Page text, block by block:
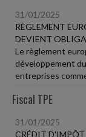
31/01/2025
RÈGLEMENT
DEVIENT
Le règlement
développement
entreprises
Fiscal TPE
31/01/2025
CRÉDIT D'IMPÔT